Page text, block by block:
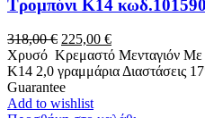
Τρομπόνι K14 κωδ.101590
318,00€ Original
price
was:
318,00 €.
225,00 €Η
τρέχουσα
τιμή
Χρυσό Κρεμαστό Μενταγιόν
Κ14 2,0 γραμμάρια Διαστάσεις
Guarantee
Add to wishlist